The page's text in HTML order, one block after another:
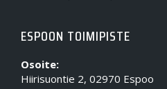
ESPOON TOIMIPISTE
Osoite:
Hiirisuontie 2, 02970 Espoo